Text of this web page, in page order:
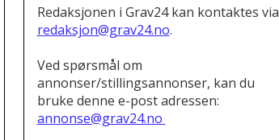
Redaksjonen i Grav24 kan kontaktes via
redaksjon@grav24.no.
Ved spørsmål om
annonser/stillingsannonser, kan du
bruke denne e-post adressen:
annonse@grav24.no